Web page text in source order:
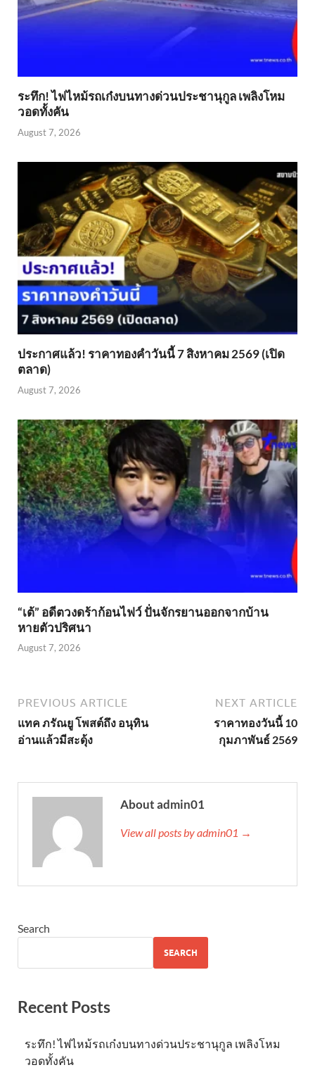
ระทึก! ไฟไหม้รถเก๋งบนทางด่วนประชานุกูล เพลิงโหม
วอดทั้งคัน
August 7, 2026
ประกาศแล้ว! ราคาทองคำวันนี้ 7 สิงหาคม 2569 (เปิด
ตลาด)
August 7, 2026
“เต้” อดีตวงดร้าก้อนไฟว์ ปั่นจักรยานออกจากบ้าน
หายตัวปริศนา
August 7, 2026
PREVIOUS ARTICLE
แทค ภรัณยู โพสต์ถึง อนุทิน
อ่านแล้วมีสะดุ้ง
NEXT ARTICLE
ราคาทองวันนี้ 10
กุมภาพันธ์ 2569
About admin01
View all posts by admin01 →
Search
SEARCH
Recent Posts
ระทึก! ไฟไหม้รถเก๋งบนทางด่วนประชานุกูล เพลิงโหม
วอดทั้งคัน